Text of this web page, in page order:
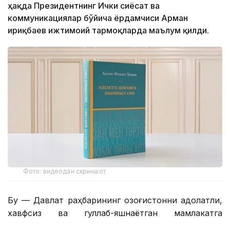
ҳақда Президентнинг Ички сиёсат ва
коммуникациялар бўйича ёрдамчиси Арман
Қириқбаев ижтимоий тармоқларда маълум қилди.
Фото: видеодан скриншот
Бу — Давлат раҳбарининг Қозоғистонни адолатли,
хавфсиз ва гуллаб-яшнаётган мамлакатга